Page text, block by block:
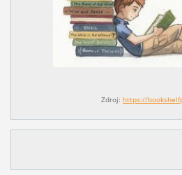
Zdroj: https://